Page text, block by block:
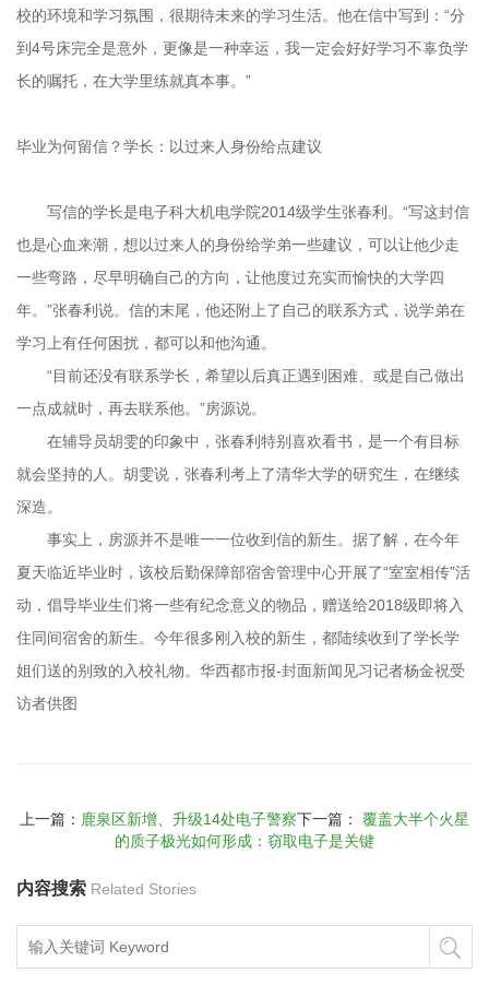
校的环境和学习氛围，很期待未来的学习生活。他在信中写到：“分
到4号床完全是意外，更像是一种幸运，我一定会好好学习不辜负学
长的嘱托，在大学里练就真本事。”
毕业为何留信？学长：以过来人身份给点建议
写信的学长是电子科大机电学院2014级学生张春利。“写这封信
也是心血来潮，想以过来人的身份给学弟一些建议，可以让他少走
一些弯路，尽早明确自己的方向，让他度过充实而愉快的大学四
年。”张春利说。信的末尾，他还附上了自己的联系方式，说学弟在
学习上有任何困扰，都可以和他沟通。
“目前还没有联系学长，希望以后真正遇到困难、或是自己做出
一点成就时，再去联系他。”房源说。
在辅导员胡雯的印象中，张春利特别喜欢看书，是一个有目标
就会坚持的人。胡雯说，张春利考上了清华大学的研究生，在继续
深造。
事实上，房源并不是唯一一位收到信的新生。据了解，在今年
夏天临近毕业时，该校后勤保障部宿舍管理中心开展了“室室相传”活
动，倡导毕业生们将一些有纪念意义的物品，赠送给2018级即将入
住同间宿舍的新生。今年很多刚入校的新生，都陆续收到了学长学
姐们送的别致的入校礼物。华西都市报-封面新闻见习记者杨金祝受
访者供图
上一篇： 鹿泉区新增、升级14处电子警察下一篇： 覆盖大半个火星
的质子极光如何形成：窃取电子是关键
内容搜索 Related Stories